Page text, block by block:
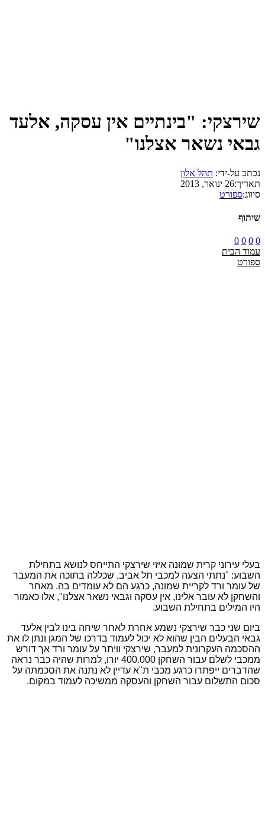
שירצקי: "בינתיים אין עסקה, אלעד
גבאי נשאר אצלנו"
נכתב על-ידי: תהל אלון
תאריך:26 ינואר, 2013
סיווג:ספורט
שיתוף
0
0
0
0
עמוד הבית
ספורט
בעלי עירוני קרית שמונה איזי שירצקי התייחס לנושא בתחילת
השבוע: "נתתי הצעה למכבי תל אביב, שכללה בתוכה את המעבר
של עומר ורד לקריית שמונה, כרגע הם לא עומדים בה. מאחר
והשחקן לא עובר אלינו, אין עסקה וגבאי נשאר אצלנו", אלו כאמור
היו המילים בתחילת השבוע.
ביום שני כבר שירצקי נשמע אחרת לאחר שיחה בינו לבין אלעד
גבאי הבעלים הבין שהוא לא יכול לעמוד בדרכו של המגן ונתן לו את
ההסכמה העקרונית למעבר, שירצקי וויתר על עומר ורד אך דורש
ממכבי לשלם עבור השחקן 400.000 יורו, למרות שהיה כבר נראה
שהדברים ייפתרו כרגע מכבי ת"א עדיין לא נתנה את הסכמתה על
סכום התשלום עבור השחקן והעסקה ממשיכה לעמוד במקום.